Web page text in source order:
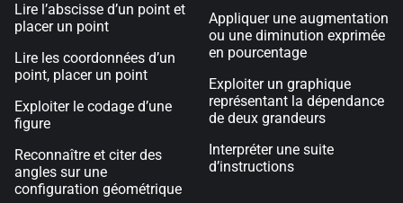
Lire l’abscisse d’un point et
placer un point
Lire les coordonnées d’un
point, placer un point
Exploiter le codage d’une
figure
Reconnaître et citer des
angles sur une
configuration géométrique
Appliquer une augmentation
ou une diminution exprimée
en pourcentage
Exploiter un graphique
représentant la dépendance
de deux grandeurs
Interpréter une suite
d’instructions